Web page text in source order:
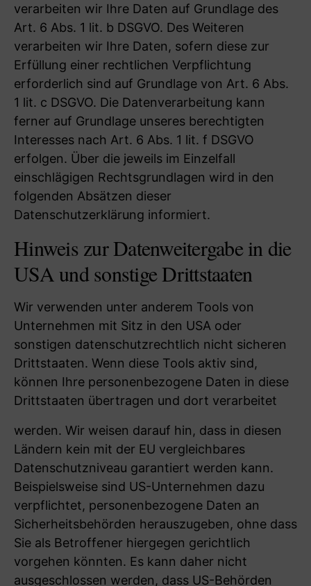
verarbeiten wir Ihre Daten auf Grundlage des
Art. 6 Abs. 1 lit. b DSGVO. Des Weiteren
verarbeiten wir Ihre Daten, sofern diese zur
Erfüllung einer rechtlichen Verpflichtung
erforderlich sind auf Grundlage von Art. 6 Abs.
1 lit. c DSGVO. Die Datenverarbeitung kann
ferner auf Grundlage unseres berechtigten
Interesses nach Art. 6 Abs. 1 lit. f DSGVO
erfolgen. Über die jeweils im Einzelfall
einschlägigen Rechtsgrundlagen wird in den
folgenden Absätzen dieser
Datenschutzerklärung informiert.
Hinweis zur Datenweitergabe in die
USA und sonstige Drittstaaten
Wir verwenden unter anderem Tools von
Unternehmen mit Sitz in den USA oder
sonstigen datenschutzrechtlich nicht sicheren
Drittstaaten. Wenn diese Tools aktiv sind,
können Ihre personenbezogene Daten in diese
Drittstaaten übertragen und dort verarbeitet
werden. Wir weisen darauf hin, dass in diesen
Ländern kein mit der EU vergleichbares
Datenschutzniveau garantiert werden kann.
Beispielsweise sind US-Unternehmen dazu
verpflichtet, personenbezogene Daten an
Sicherheitsbehörden herauszugeben, ohne dass
Sie als Betroffener hiergegen gerichtlich
vorgehen könnten. Es kann daher nicht
ausgeschlossen werden, dass US-Behörden